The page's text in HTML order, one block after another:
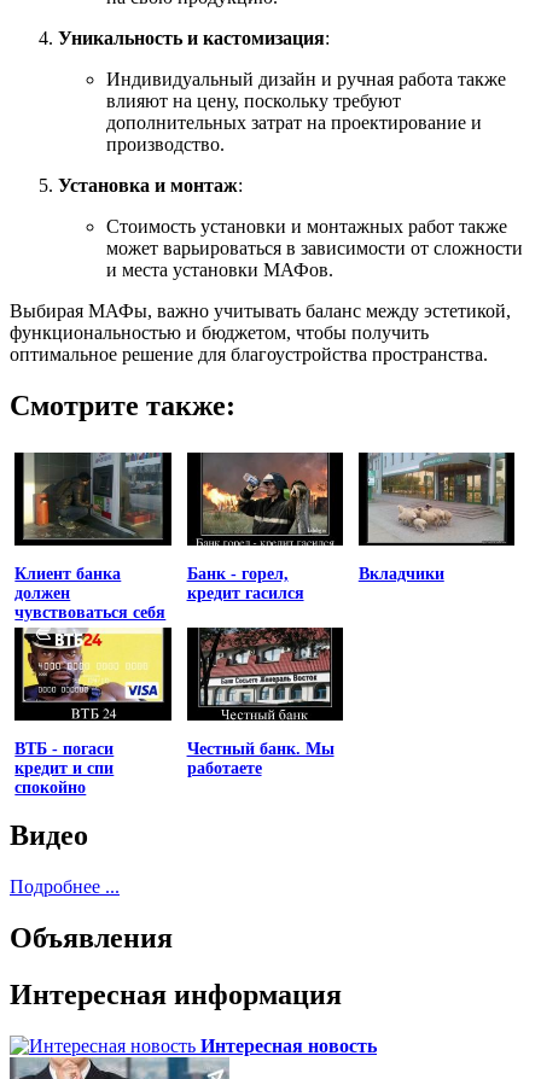
Уникальность и кастомизация:
Индивидуальный дизайн и ручная работа также
влияют на цену, поскольку требуют
дополнительных затрат на проектирование и
производство.
Установка и монтаж:
Стоимость установки и монтажных работ также
может варьироваться в зависимости от сложности
и места установки МАФов.
Выбирая МАФы, важно учитывать баланс между эстетикой,
функциональностью и бюджетом, чтобы получить
оптимальное решение для благоустройства пространства.
Смотрите также:
Клиент банка
должен
чувствоваться себя
униженным
Банк - горел,
кредит гасился
Вкладчики
ВТБ - погаси
кредит и спи
спокойно
Честный банк. Мы
работаете
Видео
Подробнее ...
Объявления
Интересная информация
Интересная новость